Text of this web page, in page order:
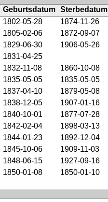
Geburtsdatum Sterbedatum
1802-05-28
1874-11-26
1805-02-06
1872-09-07
1829-06-30
1906-05-26
1831-04-25
1832-11-08
1860-10-08
1835-05-05
1835-05-05
1837-04-10
1879-05-08
1838-12-05
1907-01-16
1840-10-01
1877-07-28
1842-02-04
1898-03-13
1844-01-23
1892-12-04
1845-10-06
1909-11-03
1848-06-15
1927-09-16
1850-01-08 1850-01-10